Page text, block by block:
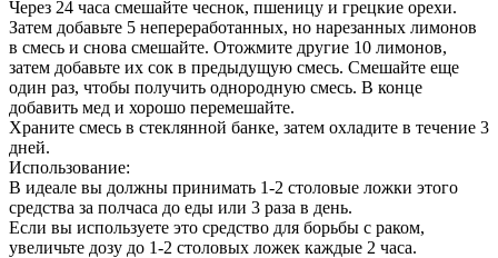
Через 24 часа смешайте чеснок, пшеницу и грецкие орехи.
Затем добавьте 5 непереработанных, но нарезанных лимонов
в смесь и снова смешайте. Отожмите другие 10 лимонов,
затем добавьте их сок в предыдущую смесь. Смешайте еще
один раз, чтобы получить однородную смесь. В конце
добавить мед и хорошо перемешайте.
Храните смесь в стеклянной банке, затем охладите в течение 3
дней.
Использование:
В идеале вы должны принимать 1-2 столовые ложки этого
средства за полчаса до еды или 3 раза в день.
Если вы используете это средство для борьбы с раком,
увеличьте дозу до 1-2 столовых ложек каждые 2 часа.